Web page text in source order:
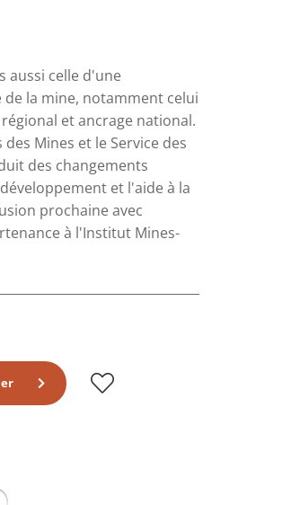
aussi celle d'une
la mine, notamment celui
et ancrage national.
Mines et le Service des
des changements
et l'aide à la
prochaine avec
à l'Institut Mines-